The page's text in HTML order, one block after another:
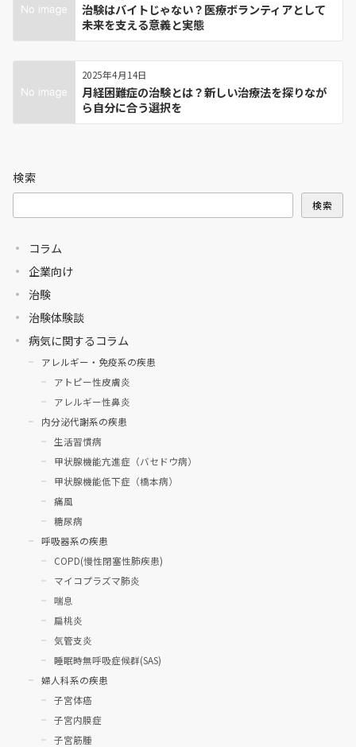
治験はバイトじゃない？医療ボランティアとして
未来を支える意義と実態
2025年4月14日
月経困難症の治験とは？新しい治療法を探りなが
ら自分に合う選択を
検索
検索
コラム
企業向け
治験
治験体験談
病気に関するコラム
アレルギー・免疫系の疾患
アトピー性皮膚炎
アレルギー性鼻炎
内分泌代謝系の疾患
生活習慣病
甲状腺機能亢進症（バセドウ病）
甲状腺機能低下症（橋本病）
痛風
糖尿病
呼吸器系の疾患
COPD(慢性閉塞性肺疾患)
マイコプラズマ肺炎
喘息
扁桃炎
気管支炎
睡眠時無呼吸症候群(SAS)
婦人科系の疾患
子宮体癌
子宮内膜症
子宮筋腫